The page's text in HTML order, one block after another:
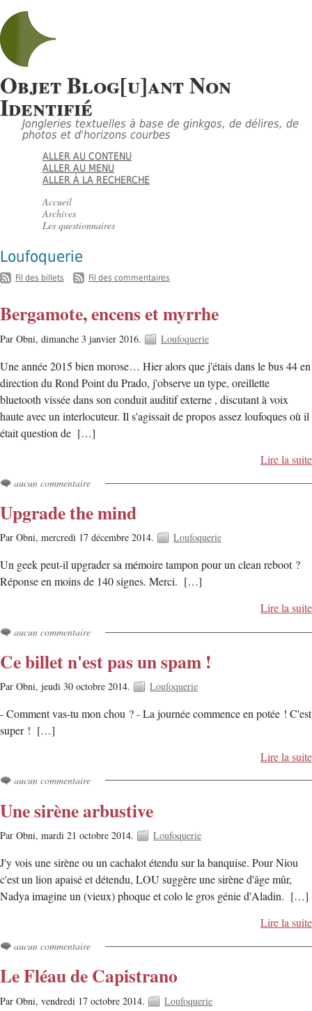
Objet Blog[u]ant Non
Identifié
Jongleries textuelles à base de ginkgos, de délires, de
photos et d'horizons courbes
ALLER AU CONTENU
ALLER AU MENU
ALLER À LA RECHERCHE
Accueil
Archives
Les questionnaires
Loufoquerie
Fil des billets Fil des commentaires
Bergamote, encens et myrrhe
Par Obni, dimanche 3 janvier 2016. Loufoquerie
Une année 2015 bien morose… Hier alors que j'étais dans le bus 44 en
direction du Rond Point du Prado, j'observe un type, oreillette
bluetooth vissée dans son conduit auditif externe , discutant à voix
haute avec un interlocuteur. Il s'agissait de propos assez loufoques où il
était question de […]
Lire la suite
aucun commentaire
Upgrade the mind
Par Obni, mercredi 17 décembre 2014. Loufoquerie
Un geek peut-il upgrader sa mémoire tampon pour un clean reboot ?
Réponse en moins de 140 signes. Merci. […]
Lire la suite
aucun commentaire
Ce billet n'est pas un spam !
Par Obni, jeudi 30 octobre 2014. Loufoquerie
- Comment vas-tu mon chou ? - La journée commence en potée ! C'est
super ! […]
Lire la suite
aucun commentaire
Une sirène arbustive
Par Obni, mardi 21 octobre 2014. Loufoquerie
J'y vois une sirène ou un cachalot étendu sur la banquise. Pour Niou
c'est un lion apaisé et détendu, LOU suggère une sirène d'âge mûr,
Nadya imagine un (vieux) phoque et colo le gros génie d'Aladin. […]
Lire la suite
aucun commentaire
Le Fléau de Capistrano
Par Obni, vendredi 17 octobre 2014. Loufoquerie